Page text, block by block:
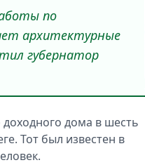
по
архитектурные
губернатор
дома в шесть
Тот был известен в